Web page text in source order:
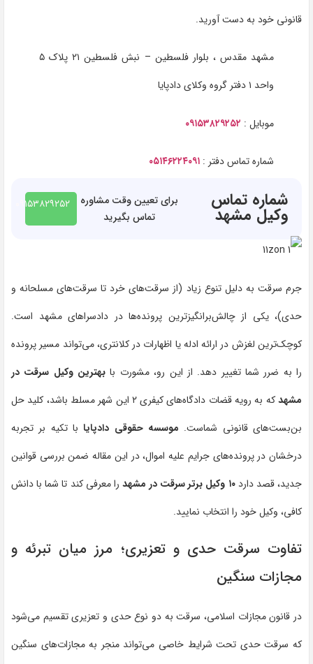
قانونی خود به دست آورید.
مشهد مقدس ، بلوار فلسطین – نبش فلسطین ۲۱ پلاک ۵
واحد ۱ دفتر گروه وکلای دادپایا
موبایل : ۰۹۱۵۳۸۲۹۲۵۲
شماره تماس دفتر : ۰۵۱۴۶۲۲۴۰۹۱
شماره تماس
وکیل مشهد
برای تعیین وقت مشاوره
تماس بگیرید
۰۹۱۵۳۸۲۹۲۵۲
جرم سرقت به دلیل تنوع زیاد (از سرقت‌های خرد تا سرقت‌های مسلحانه و
حدی)، یکی از چالش‌برانگیزترین پرونده‌ها در دادسراهای مشهد است.
کوچک‌ترین لغزش در ارائه ادله یا اظهارات در کلانتری، می‌تواند مسیر پرونده
را به ضرر شما تغییر دهد. از این رو، مشورت با بهترین وکیل سرقت در
مشهد
که به رویه قضات دادگاه‌های کیفری ۲ این شهر مسلط باشد، کلید حل
بن‌بست‌های قانونی شماست. موسسه حقوقی دادپایا با تکیه بر تجربه
درخشان در پرونده‌های جرایم علیه اموال، در این مقاله ضمن بررسی قوانین
جدید، قصد دارد۱۰ وکیل برتر سرقت در مشهد
را معرفی کند تا شما با دانش
کافی، وکیل خود را انتخاب نمایید.
تفاوت سرقت حدی و تعزیری؛ مرز میان تبرئه و
مجازات سنگین
در قانون مجازات اسلامی، سرقت به دو نوع حدی و تعزیری تقسیم می‌شود
که سرقت حدی تحت شرایط خاصی می‌تواند منجر به مجازات‌های سنگین